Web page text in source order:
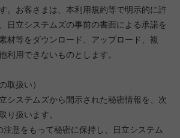
。お客さまは、本利用規約等で明示的に許
日立システムズの事前の書面による承諾を
材等をダウンロード、アップロード、複
利用できないものとします。
取扱い）
システムズから開示された秘密情報を、次
り扱います。
意をもって秘密に保持し、日立システム